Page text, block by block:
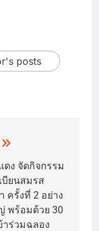
posts
ดง จัดกิจกรรม
บียนสมรส
ครั้งที่ 2 อย่าง
พร้อมด้วย 30
าร่วมฉลอง